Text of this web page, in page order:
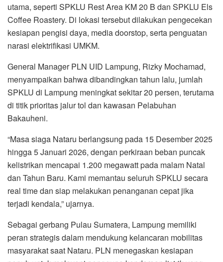
utama, seperti SPKLU Rest Area KM 20 B dan SPKLU Els
Coffee Roastery. Di lokasi tersebut dilakukan pengecekan
kesiapan pengisi daya, media doorstop, serta penguatan
narasi elektrifikasi UMKM.
General Manager PLN UID Lampung, Rizky Mochamad,
menyampaikan bahwa dibandingkan tahun lalu, jumlah
SPKLU di Lampung meningkat sekitar 20 persen, terutama
di titik prioritas jalur tol dan kawasan Pelabuhan
Bakauheni.
“Masa siaga Nataru berlangsung pada 15 Desember 2025
hingga 5 Januari 2026, dengan perkiraan beban puncak
kelistrikan mencapai 1.200 megawatt pada malam Natal
dan Tahun Baru. Kami memantau seluruh SPKLU secara
real time dan siap melakukan penanganan cepat jika
terjadi kendala,” ujarnya.
Sebagai gerbang Pulau Sumatera, Lampung memiliki
peran strategis dalam mendukung kelancaran mobilitas
masyarakat saat Nataru. PLN menegaskan kesiapan